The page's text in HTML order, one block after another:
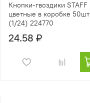
Кнопки-гвоздики STAFF
цветные в коробке 50шт
(1/24) 224770
24.58 ₽